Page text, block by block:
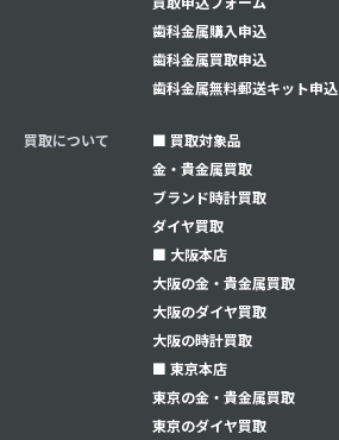
⻭科金属購入申込
⻭科金属買取申込
⻭科金属無料郵送キット申込
買取について
■ 買取対象品
金・貴金属買取
ブランド時計買取
ダイヤ買取
■ 大阪本店
大阪の金・貴金属買取
大阪のダイヤ買取
大阪の時計買取
■ 東京本店
東京の金・貴金属買取
東京のダイヤ買取